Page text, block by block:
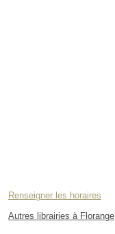
Renseigner les horaires
Autres librairies à Florange